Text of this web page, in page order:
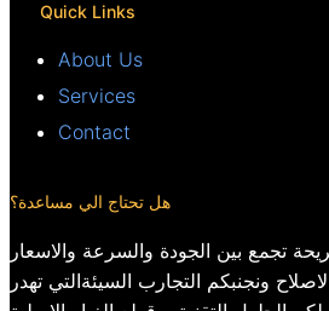
Quick Links
About Us
Services
Contact
هل تحتاج الي مساعدة؟
تجمع بين الجودة والسرعة والاسعار
ونجنبكم التجارب السيئةالتي تهدر